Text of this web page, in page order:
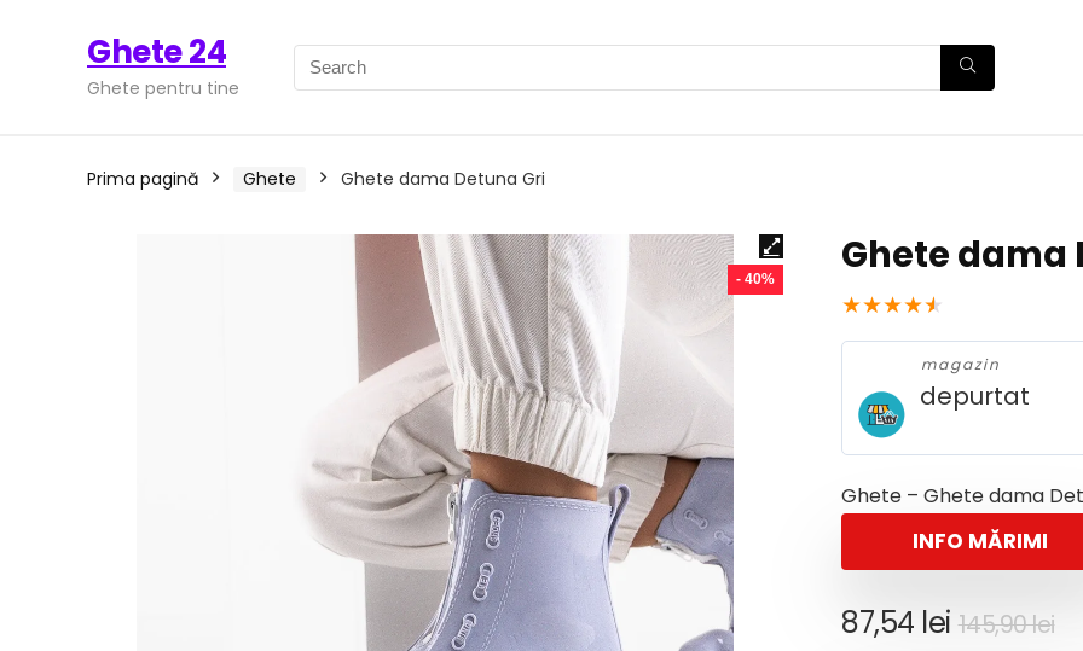
Ghete 24
Ghete pentru tine
Prima pagină Ghete Ghete dama Detuna Gri
- 40% Ghete dama
★★★★★
magazin
depurtat
Ghete – Ghete dama
INFO MĂRIMI
145,90lei
87,54 lei